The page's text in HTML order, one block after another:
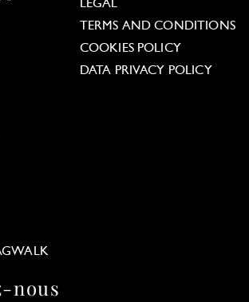
LEGAL
TERMS AND CONDITIONS
COOKIES POLICY
DATA PRIVACY POLICY
nous